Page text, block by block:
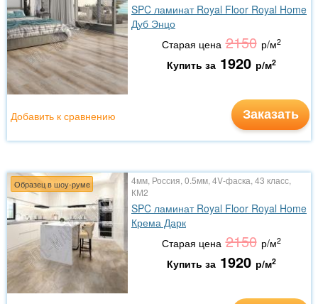
SPC ламинат Royal Floor Royal Home
Дуб Энцо
Старая цена 2150 р/м2
Купить за 1920 р/м2
Заказать
Добавить к сравнению
Образец в шоу-руме
4мм, Россия, 0.5мм, 4V-фаска, 43 класс,
КМ2
SPC ламинат Royal Floor Royal Home
Крема Дарк
Старая цена 2150 р/м2
Купить за 1920 р/м2